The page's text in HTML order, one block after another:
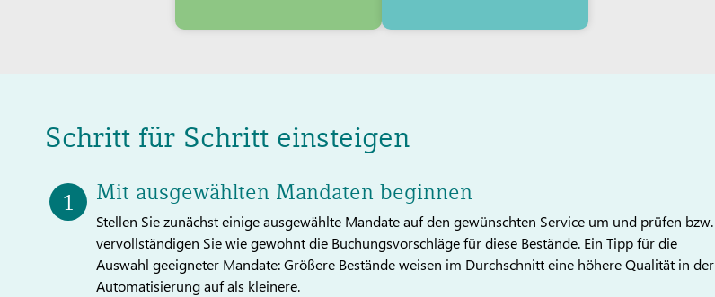
Schritt für Schritt einsteigen
Mit ausgewählten Mandaten beginnen
Stellen Sie zunächst einige ausgewählte Mandate auf den gewünschten Service um und prüfen bzw.
vervollständigen Sie wie gewohnt die Buchungsvorschläge für diese Bestände. Ein Tipp für die
Auswahl geeigneter Mandate: Größere Bestände weisen im Durchschnitt eine höhere Qualität in der
Automatisierung auf als kleinere.